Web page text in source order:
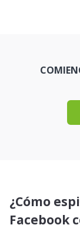
¿Cómo
Facebook